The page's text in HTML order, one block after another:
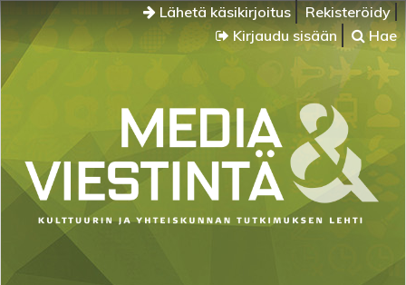
Lähetä käsikirjoitus
Rekisteröidy
Kirjaudu sisään
Hae